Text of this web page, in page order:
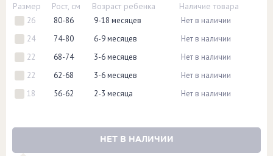
Размер Рост, см Возраст ребенка Наличие товара
26 80-86 9-18 месяцев
Нет в наличии
24
74-80 6-9 месяцев
Нет в наличии
22
68-74 3-6 месяцев
Нет в наличии
22
62-68 3-6 месяцев
Нет в наличии
18
56-62 2-3 месяца Нет в наличии
НЕТ В НАЛИЧИИ